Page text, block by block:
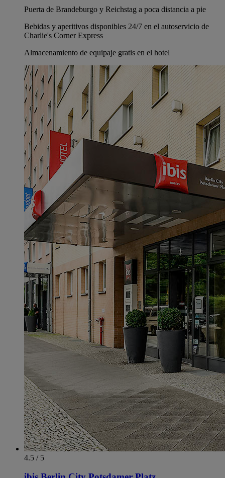
Puerta de Brandeburgo y Reichstag a poca distancia a pie
Bebidas y aperitivos disponibles 24/7 en el autoservicio de
Charlie's Corner Express
Almacenamiento de equipaje gratis en el hotel
4.5 / 5